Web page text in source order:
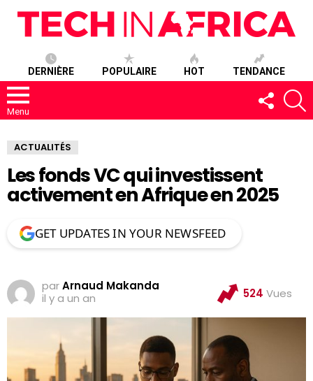
DERNIÈRE POPULAIRE HOT TENDANCE
Menu
SUIVEZ-
NOUS
ACTUALITÉS
Les fonds VC qui investissent
activement en Afrique en 2025
GET UPDATES IN YOUR NEWSFEED
parArnaud Makanda
il y a un an
524 Vues